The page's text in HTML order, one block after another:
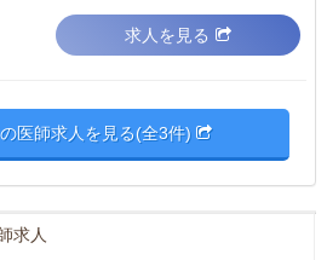
求人を見る
医師求人を見る(全3件)
求人